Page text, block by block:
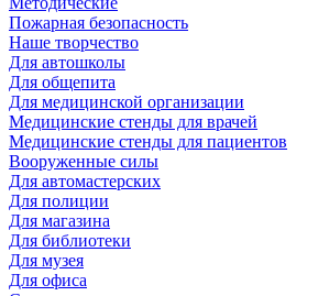
Пожарная безопасность
Наше творчество
Для автошколы
Для общепита
Для медицинской организации
Медицинские стенды для врачей
Медицинские стенды для пациентов
Вооруженные силы
Для автомастерских
Для полиции
Для магазина
Для библиотеки
Для музея
Для офиса